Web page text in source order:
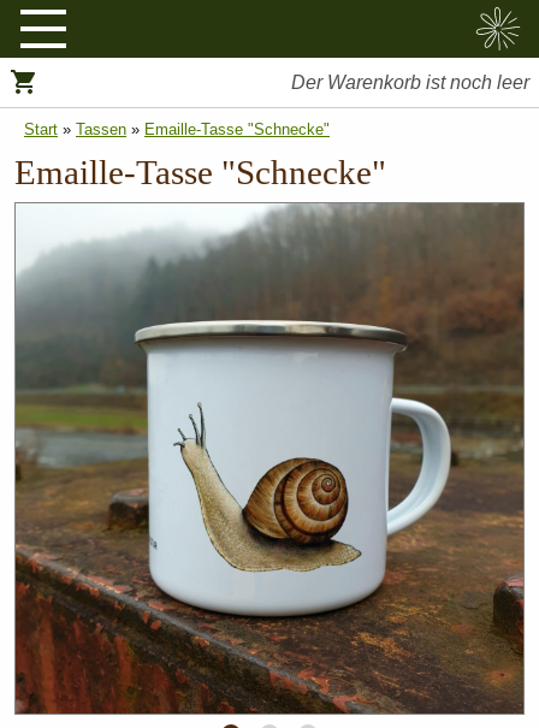
Sammelbeutel
Tassen
Taschen
Sticker Der Warenkorb ist noch leer
Start » Tassen » Emaille-Tasse "Schnecke"
Emaille-Tasse "Schnecke"